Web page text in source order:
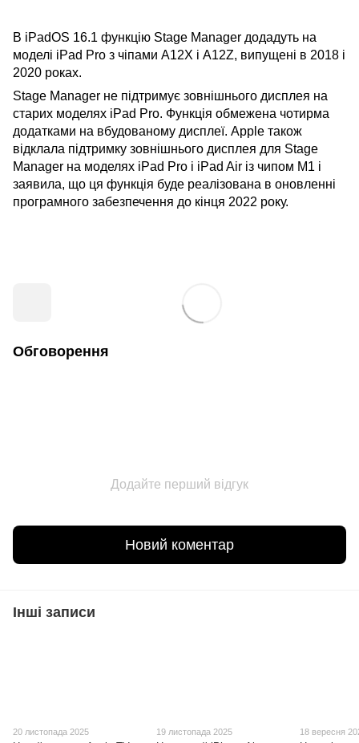
В iPadOS 16.1 функцію Stage Manager додадуть на
моделі iPad Pro з чіпами A12X і A12Z, випущені в 2018 і
2020 роках.
Stage Manager не підтримує зовнішнього дисплея на
старих моделях iPad Pro. Функція обмежена чотирма
додатками на вбудованому дисплеї. Apple також
відклала підтримку зовнішнього дисплея для Stage
Manager на моделях iPad Pro і iPad Air із чипом M1 і
заявила, що ця функція буде реалізована в оновленні
програмного забезпечення до кінця 2022 року.
Обговорення
Додайте перший відгук
Новий коментар
Інші записи
20 листопада 2025 19 листопада 2025 18 вересня